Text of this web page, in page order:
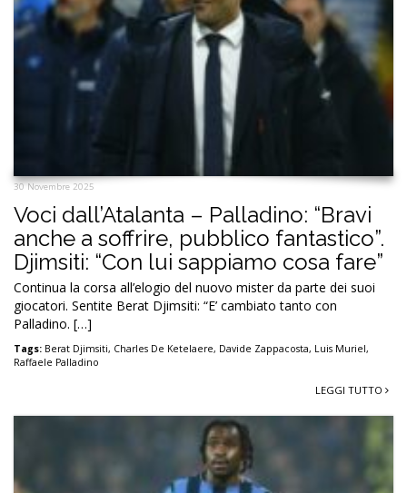
30 Novembre 2025
Voci dall’Atalanta – Palladino: “Bravi
anche a soffrire, pubblico fantastico”.
Djimsiti: “Con lui sappiamo cosa fare”
Continua la corsa all’elogio del nuovo mister da parte dei suoi
giocatori. Sentite Berat Djimsiti: “E’ cambiato tanto con
Palladino. […]
Tags: Berat Djimsiti, Charles De Ketelaere, Davide Zappacosta, Luis Muriel,
Raffaele Palladino
LEGGI TUTTO